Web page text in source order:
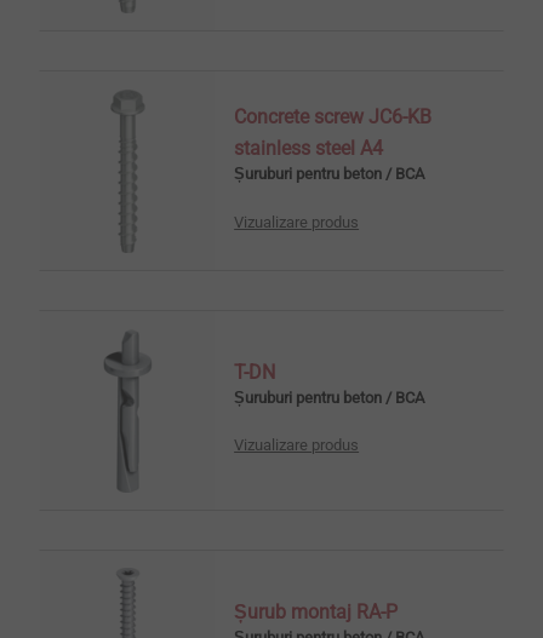
Concrete screw JC6-KB
stainless steel A4
Șuruburi pentru beton / BCA
Vizualizare produs
T-DN
Șuruburi pentru beton / BCA
Vizualizare produs
Șurub montaj RA-P